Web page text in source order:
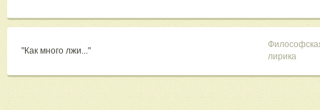
"Как много лжи..."
лирика